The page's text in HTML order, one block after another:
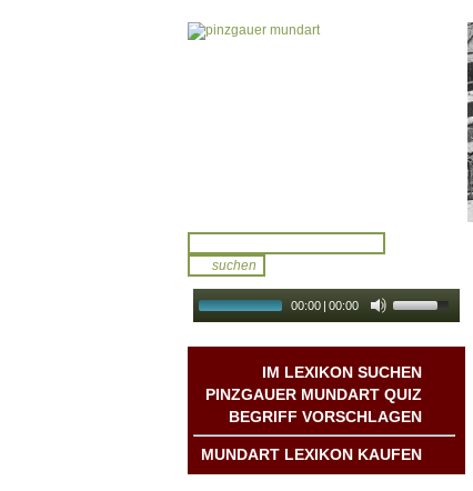
00:00 | 00:00
IM LEXIKON SUCHEN
PINZGAUER MUNDART QUIZ
BEGRIFF VORSCHLAGEN
MUNDART LEXIKON KAUFEN